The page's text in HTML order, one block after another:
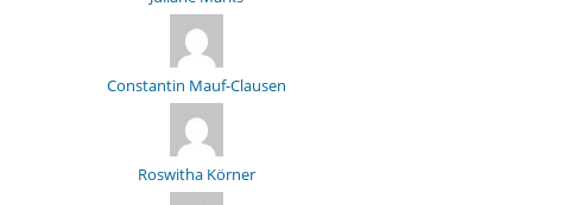
Constantin Mauf-Clausen
Roswitha Körner